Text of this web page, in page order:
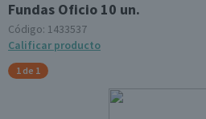
Fundas Oficio 10 un.
Código: 1433537
Calificar producto
1 de 1